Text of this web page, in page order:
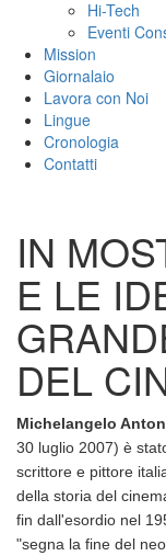
Hi-Tech
Eventi
Mission
Giornalaio
Lavora con Noi
Lingue
Cronologia
Contatti
IN
E LE
DEL
Michelangelo
30 luglio 2007) è
scrittore e pittore
della storia del
fin dall'esordio nel
"segna la fine del